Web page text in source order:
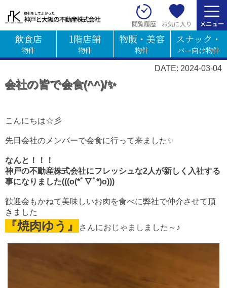
閲覧履歴 お気に入り
飲食店
物件
1階店舗
物件
物販・美容
物件
スナック・
バー向け物件
DATE: 2024-03-04
会社の皆で会食(^^)/✨
こんにちは☆彡
先日会社のメンバーで会食に行って来ました✨
なんと！！！
神戸の不動産株式会社にフレッシュな2人が新しく 入社する
事になりました(((o(*ﾟ▽ﾟ*)o)))
歓迎会もかねて美味しいお肉を食べに弊社で仲介させて頂
きました
『焼肉ゆう』 さんにおじゃましました～♪